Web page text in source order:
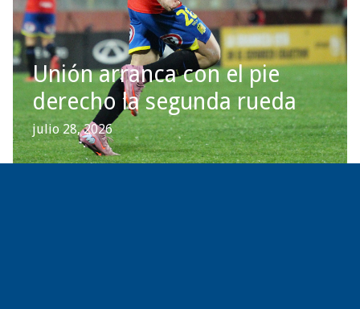
Unión arranca con el pie
derecho la segunda rueda
julio 28, 2026